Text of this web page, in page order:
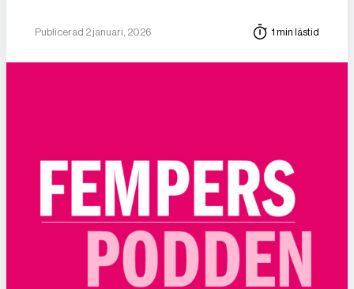
Publicerad 2 januari, 2026 1 min lästid